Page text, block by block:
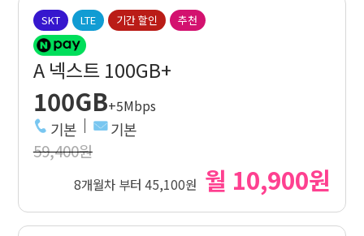
SKT LTE 기간 할인 추천
A 넥스트 100GB+
100GB+5Mbps
기본 기본
59,400원
8개월차 부터 45,100원 월 10,900원